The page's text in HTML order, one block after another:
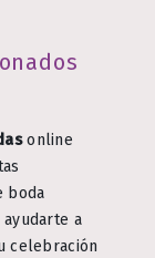
online
boda
a
celebración